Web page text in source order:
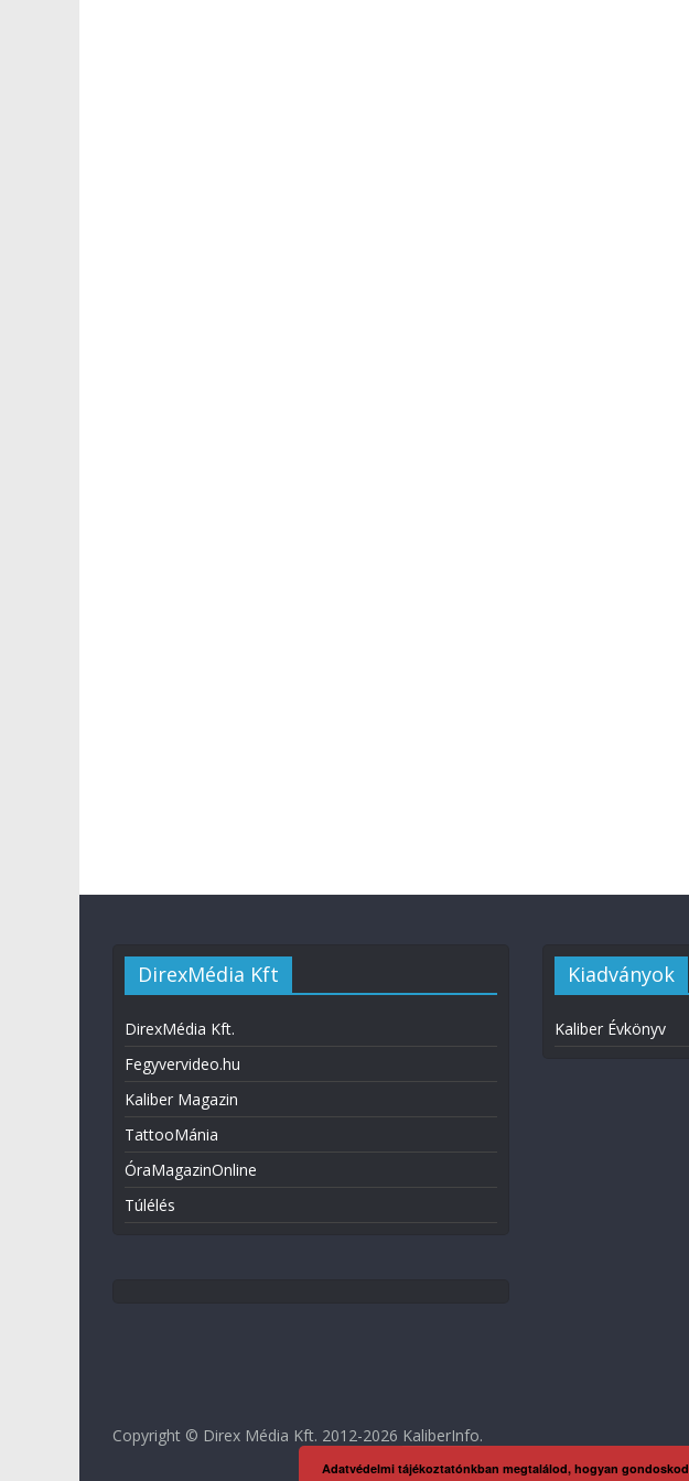
DirexMédia Kft
DirexMédia Kft.
Fegyvervideo.hu
Kaliber Magazin
TattooMánia
ÓraMagazinOnline
Túlélés
Kiadványok
Kaliber Évkönyv
Copyright © Direx Média Kft. 2012-2026 KaliberInfo.
Adatvédelmi tájékoztatónkban megtalálod, hogyan